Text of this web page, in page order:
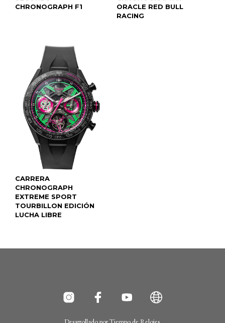
CHRONOGRAPH F1
ORACLE RED BULL
RACING
CARRERA
CHRONOGRAPH
EXTREME SPORT
TOURBILLON EDICIÓN
LUCHA LIBRE